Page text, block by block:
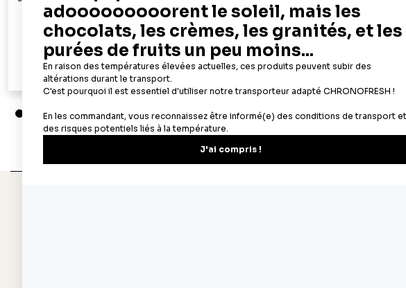
19,90 €
Ajouter au panier
Aperçu rapide
mm
22,90 €
Ajouter au panier
Aperçu
CB,